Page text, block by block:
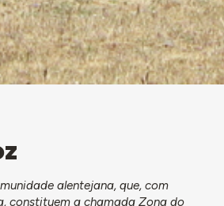
alentejana, que, com
, constituem a chamada Zona do